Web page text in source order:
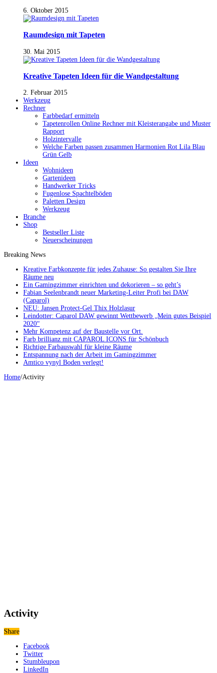
6. Oktober 2015
Raumdesign mit Tapeten
30. Mai 2015
Kreative Tapeten Ideen für die Wandgestaltung
2. Februar 2015
Werkzeug
Rechner
Farbbedarf ermitteln
Tapetenrollen Online Rechner mit Kleisterangabe und Muster
Rapport
Holzintervalle
Welche Farben passen zusammen Harmonien Rot Lila Blau
Grün Gelb
Ideen
Wohnideen
Gartenideen
Handwerker Tricks
Fugenlose Spachtelböden
Paletten Design
Werkzeug
Branche
Shop
Bestseller Liste
Neuerscheinungen
Breaking News
Kreative Farbkonzepte für jedes Zuhause: So gestalten Sie Ihre
Räume neu
Ein Gamingzimmer einrichten und dekorieren – so geht’s
Fabian Seelenbrandt neuer Marketing-Leiter Profi bei DAW
(Caparol)
NEU: Jansen Protect-Gel Thix Holzlasur
Leindotter: Caparol DAW gewinnt Wettbewerb „Mein gutes Beispiel
2020“
Mehr Kompetenz auf der Baustelle vor Ort.
Farb brillianz mit CAPAROL ICONS für Schönbuch
Richtige Farbauswahl für kleine Räume
Entspannung nach der Arbeit im Gamingzimmer
Amtico vynyl Boden verlegt!
Home/Activity
Activity
Share
Facebook
Twitter
Stumbleupon
LinkedIn